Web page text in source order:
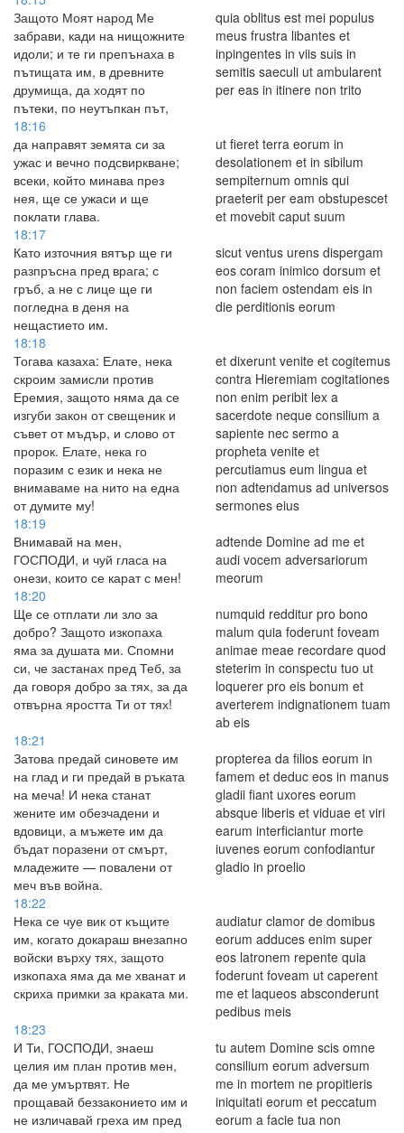
Защото Моят народ Ме
забрави, кади на нищожните
идоли; и те ги препънаха в
пътищата им, в древните
друмища, да ходят по
пътеки, по неутъпкан път,
quia oblitus est mei populus
meus frustra libantes et
inpingentes in viis suis in
semitis saeculi ut ambularent
per eas in itinere non trito
18:16
да направят земята си за
ужас и вечно подсвиркване;
всеки, който минава през
нея, ще се ужаси и ще
поклати глава.
ut fieret terra eorum in
desolationem et in sibilum
sempiternum omnis qui
praeterit per eam obstupescet
et movebit caput suum
18:17
Като източния вятър ще ги
разпръсна пред врага; с
гръб, а не с лице ще ги
погледна в деня на
нещастието им.
sicut ventus urens dispergam
eos coram inimico dorsum et
non faciem ostendam eis in
die perditionis eorum
18:18
Тогава казаха: Елате, нека
скроим замисли против
Еремия, защото няма да се
изгуби закон от свещеник и
съвет от мъдър, и слово от
пророк. Елате, нека го
поразим с език и нека не
внимаваме на нито на една
от думите му!
et dixerunt venite et cogitemus
contra Hieremiam cogitationes
non enim peribit lex a
sacerdote neque consilium a
sapiente nec sermo a
propheta venite et
percutiamus eum lingua et
non adtendamus ad universos
sermones eius
18:19
Внимавай на мен,
ГОСПОДИ, и чуй гласа на
онези, които се карат с мен!
adtende Domine ad me et
audi vocem adversariorum
meorum
18:20
Ще се отплати ли зло за
добро? Защото изкопаха
яма за душата ми. Спомни
си, че застанах пред Теб, за
да говоря добро за тях, за да
отвърна яростта Ти от тях!
numquid redditur pro bono
malum quia foderunt foveam
animae meae recordare quod
steterim in conspectu tuo ut
loquerer pro eis bonum et
averterem indignationem tuam
ab eis
18:21
Затова предай синовете им
на глад и ги предай в ръката
на меча! И нека станат
жените им обезчадени и
вдовици, а мъжете им да
бъдат поразени от смърт,
младежите — повалени от
меч във война.
propterea da filios eorum in
famem et deduc eos in manus
gladii fiant uxores eorum
absque liberis et viduae et viri
earum interficiantur morte
iuvenes eorum confodiantur
gladio in proelio
18:22
Нека се чуе вик от къщите
им, когато докараш внезапно
войски върху тях, защото
изкопаха яма да ме хванат и
скриха примки за краката ми.
audiatur clamor de domibus
eorum adduces enim super
eos latronem repente quia
foderunt foveam ut caperent
me et laqueos absconderunt
pedibus meis
18:23
И Ти, ГОСПОДИ, знаеш
целия им план против мен,
да ме умъртвят. Не
прощавай беззаконието им и
не изличавай греха им пред
tu autem Domine scis omne
consilium eorum adversum
me in mortem ne propitieris
iniquitati eorum et peccatum
eorum a facie tua non